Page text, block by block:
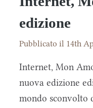
edizione
Pubblicato il 14th
Internet, Mon
nuova edizione
mondo sconvolto